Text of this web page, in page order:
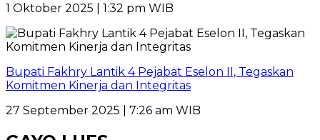
1 Oktober 2025 | 1:32 pm WIB
Bupati Fakhry Lantik 4 Pejabat Eselon II, Tegaskan
Komitmen Kinerja dan Integritas
27 September 2025 | 7:26 am WIB